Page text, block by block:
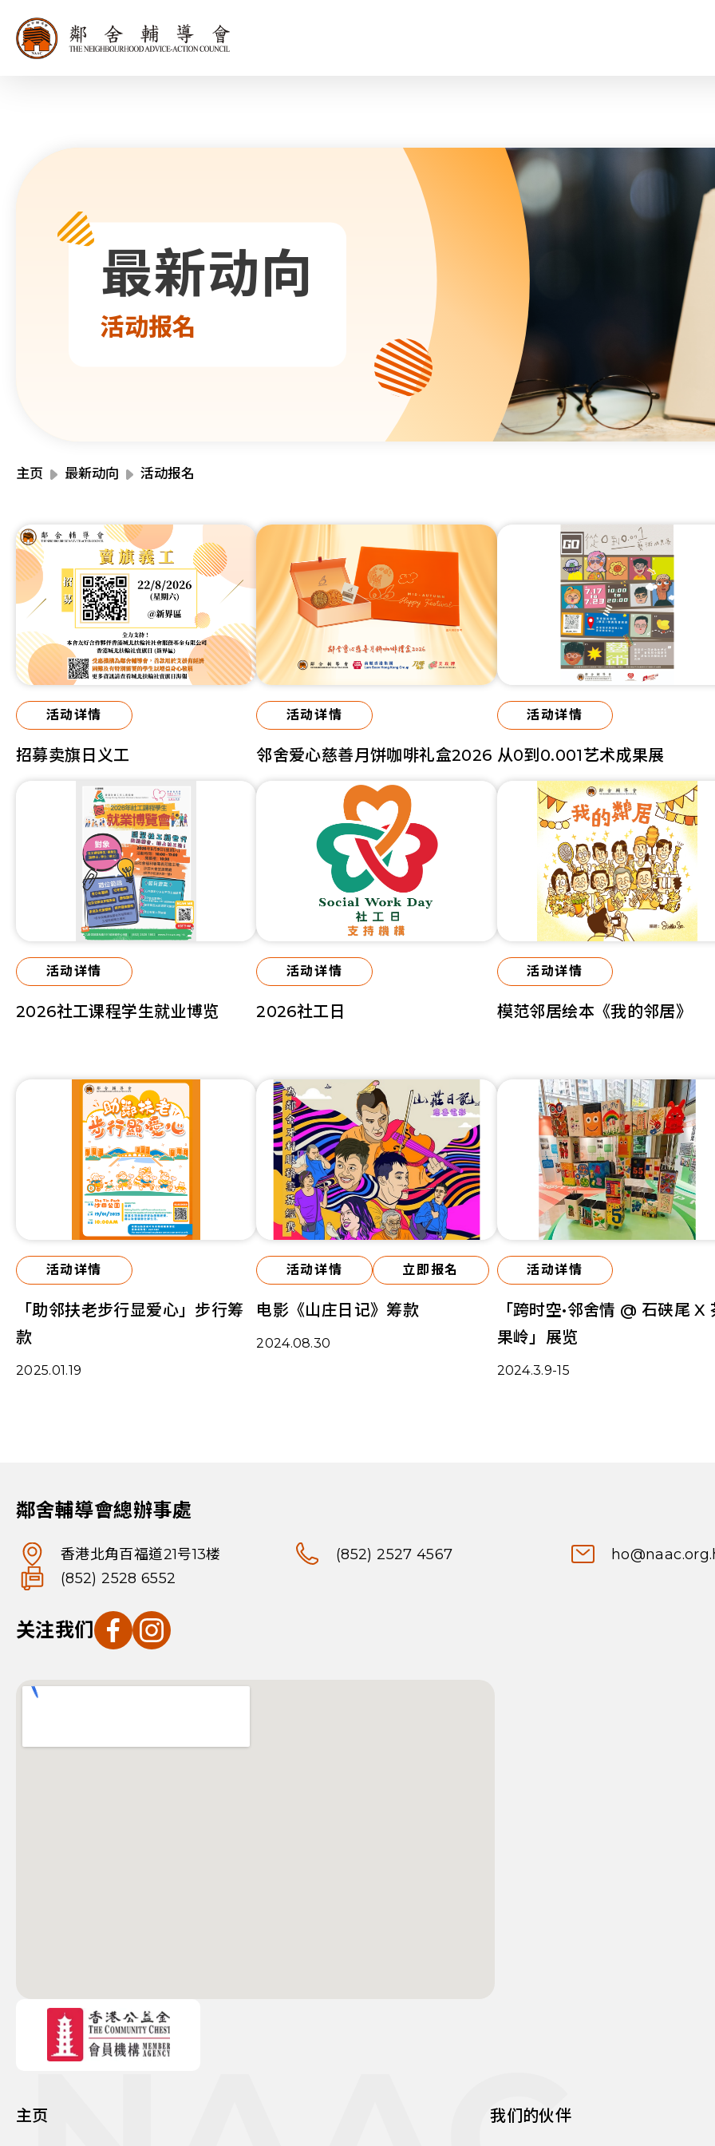
最新动向
活动报名
主页 最新动向 活动报名
活动详情
招募卖旗日义工
活动详情
邻舍爱心慈善月饼咖啡礼盒2026
活动详情
从0到0.001艺术成果展
活动详情
2026社工课程学生就业博览
活动详情
2026社工日
活动详情
模范邻居绘本《我的邻居》
活动详情
「助邻扶老步行显爱心」步行筹
款
2025.01.19
活动详情 立即报名
电影《山庄日记》筹款
2024.08.30
活动详情
「跨时空•邻舍情 @ 石硖尾 X
果岭」展览
2024.3.9-15
鄰舍輔導會總辦事處
香港北角百福道21号13楼 (852) 2527 4567
(852) 2528 6552
关注我们
主页 我们的伙伴
招标项目
关于我们
内地服务
教育服务
医疗衞生服务
社会企业
我们的服务
我们的伙伴
捐款方法
加入义工
支持我们
新闻稿及媒体报导
年报
会讯及刊物
财务报告
资源中心
活动焦点
活动报名
最新动向
同为世界添笑脸